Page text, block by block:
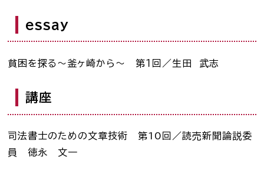
essay
貧困を探る～釜ヶ崎から～ 第１回／生田 武志
講座
司法書士のための文章技術 第10回／読売新聞論説委
員 徳永 文一